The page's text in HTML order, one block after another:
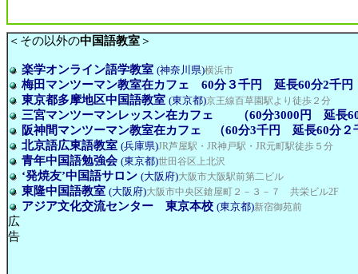
＜その以外の中国語教室＞
楽学オンライン語学教室 (神奈川県)横浜市
梅田マンツーマン教室在カフェ 60分３千円 延長60分2千
東京都多摩地区中国語教室 (東京都)京王線百草園駅より徒歩２分
三宮マンツーマンレッスン在カフェ （60分3000円 延長
阪神間マンツーマン教室在カフェ （60分3千円 延長60分２
北京語広東語教室 (兵庫県)JR芦屋駅・JR神戸駅・JR元町駅徒歩５分
青年中国語勉強会 (東京都)世田谷区上北沢
‘発焼友’中国語サロン (大阪府)大阪市大阪駅前第二ビル
東隆中国語教室 (大阪府)大阪市中央区鎗屋町２－３－７ 共栄ビル2F
アジア文化交流センター 東京本校 (東京都)新宿御苑前
広
告